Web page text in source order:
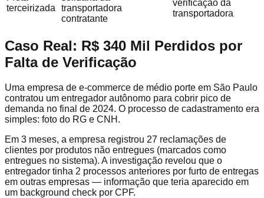
terceirizada
transportadora
contratante
verificação da
transportadora
Caso Real: R$ 340 Mil Perdidos por
Falta de Verificação
Uma empresa de e-commerce de médio porte em São Paulo
contratou um entregador autônomo para cobrir pico de
demanda no final de 2024. O processo de cadastramento era
simples: foto do RG e CNH.
Em 3 meses, a empresa registrou 27 reclamações de
clientes por produtos não entregues (marcados como
entregues no sistema). A investigação revelou que o
entregador tinha 2 processos anteriores por furto de entregas
em outras empresas — informação que teria aparecido em
um background check por CPF.